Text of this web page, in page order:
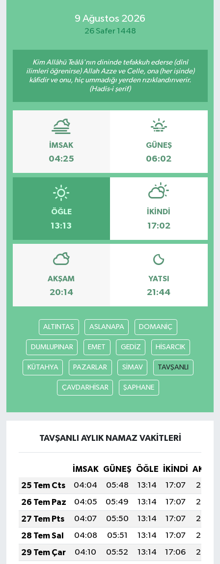
9 Ağustos 2026
26 Safer 1448
Kim Allâhü Teâlâ'nın dininde tefakkuh ederse (dînî
ilimleri öğrenirse) Allah Azze ve Celle, ona (her işinde)
kâfidir ve onu, hiç ummadığı yerden rızıklandırıverir.
(Hadis-i şerif)
İMSAK
04:25
GÜNEŞ
06:02
ÖĞLE
13:13
İKINDI
17:02
AKŞAM
20:14
YATSI
21:44
ALTINTAŞ ASLANAPA DOMANİÇ
DUMLUPINAR EMET GEDİZ HİSARCIK
KÜTAHYA PAZARLAR SİMAV TAVŞANLI
ÇAVDARHİSAR ŞAPHANE
TAVŞANLI AYLIK NAMAZ VAKITLERI
İMSAK GÜNEŞ ÖĞLE İKINDI
25 Tem Cts
04:04 05:48 13:14 17:07
20:29
26 Tem Paz
04:05 05:49 13:14 17:07
20:28
27 Tem Pts
04:07 05:50 13:14 17:07
20:27
28 Tem Sal
04:08 05:51 13:14 17:07
20:27
29 Tem Çar
04:10 05:52 13:14 17:06
20:26